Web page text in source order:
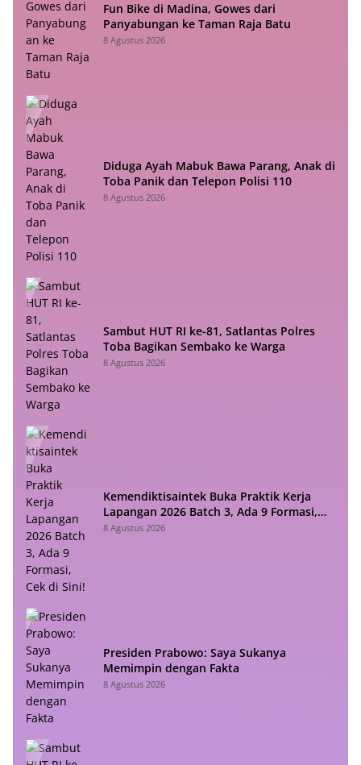
Fun Bike di Madina, Gowes dari
Panyabungan ke Taman Raja Batu
8 Agustus 2026
Diduga Ayah Mabuk Bawa Parang, Anak di
Toba Panik dan Telepon Polisi 110
8 Agustus 2026
Sambut HUT RI ke-81, Satlantas Polres
Toba Bagikan Sembako ke Warga
8 Agustus 2026
Kemendiktisaintek Buka Praktik Kerja
Lapangan 2026 Batch 3, Ada 9 Formasi,
Cek di Sini!
8 Agustus 2026
Presiden Prabowo: Saya Sukanya
Memimpin dengan Fakta
8 Agustus 2026